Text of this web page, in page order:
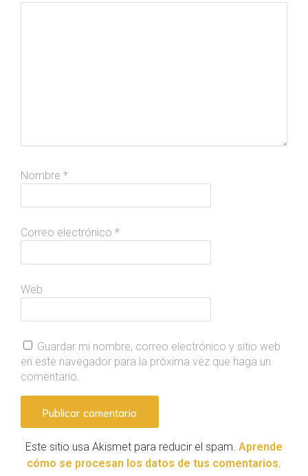
Nombre *
Correo electrónico *
Web
Guardar mi nombre, correo electrónico y sitio web
en este navegador para la próxima vez que haga un
comentario.
Este sitio usa Akismet para reducir el spam. Aprende
cómo se procesan los datos de tus comentarios